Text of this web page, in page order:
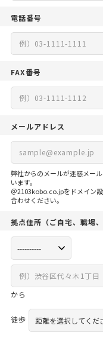
電話番号
FAX番号
メールアドレス
弊社からのメールが迷惑メー
います。
＠2103kobo.co.jpをドメイン
合わせください。
拠点住所 （ご自宅、 職場、
から
徒歩